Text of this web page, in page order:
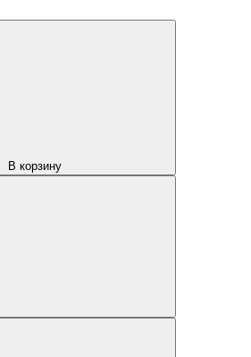
В корзину